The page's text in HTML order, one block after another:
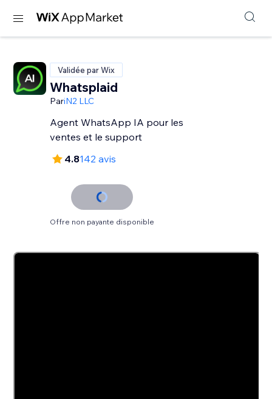
Validée par Wix
Whatsplaid
PariN2 LLC
Agent WhatsApp IA pour les
ventes et le support
4.8142 avis
Offre non payante disponible